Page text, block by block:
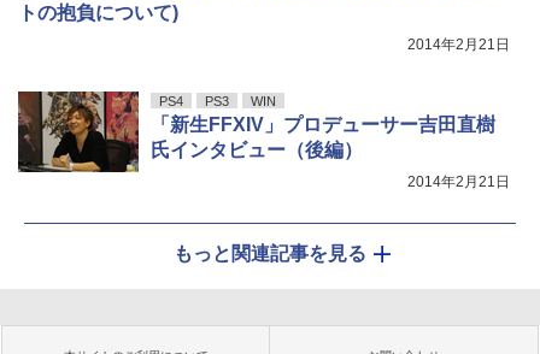
トの抱負について)
2014年2月21日
PS4 PS3 WIN
「新生FFXIV」プロデューサー吉田直樹
氏インタビュー（後編）
2014年2月21日
もっと関連記事を見る